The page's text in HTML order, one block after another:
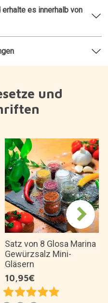
es innerhalb von
und
Satz von 8 Glosa Marina
Gewürzsalz Mini-
Gläsern
10,95€